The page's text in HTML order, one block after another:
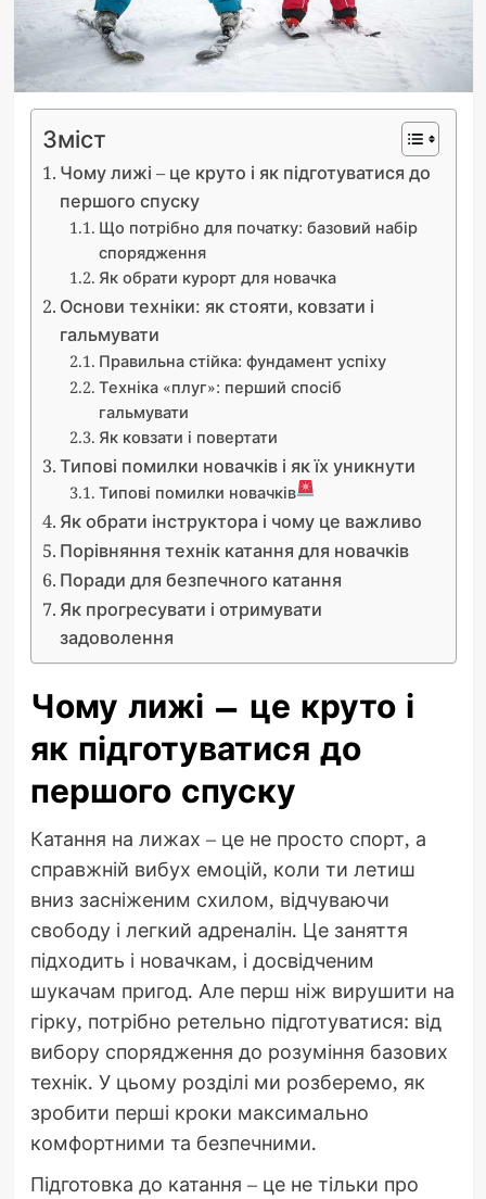
Зміст
Чому лижі – це круто і як підготуватися до
першого спуску
Що потрібно для початку: базовий набір
спорядження
Як обрати курорт для новачка
Основи техніки: як стояти, ковзати і
гальмувати
Правильна стійка: фундамент успіху
Техніка «плуг»: перший спосіб
гальмувати
Як ковзати і повертати
Типові помилки новачків і як їх уникнути
Типові помилки новачків
Як обрати інструктора і чому це важливо
Порівняння технік катання для новачків
Поради для безпечного катання
Як прогресувати і отримувати
задоволення
Чому лижі – це круто і
як підготуватися до
першого спуску
Катання на лижах – це не просто спорт, а
справжній вибух емоцій, коли ти летиш
вниз засніженим схилом, відчуваючи
свободу і легкий адреналін. Це заняття
підходить і новачкам, і досвідченим
шукачам пригод. Але перш ніж вирушити на
гірку, потрібно ретельно підготуватися: від
вибору спорядження до розуміння базових
технік. У цьому розділі ми розберемо, як
зробити перші кроки максимально
комфортними та безпечними.
Підготовка до катання – це не тільки про